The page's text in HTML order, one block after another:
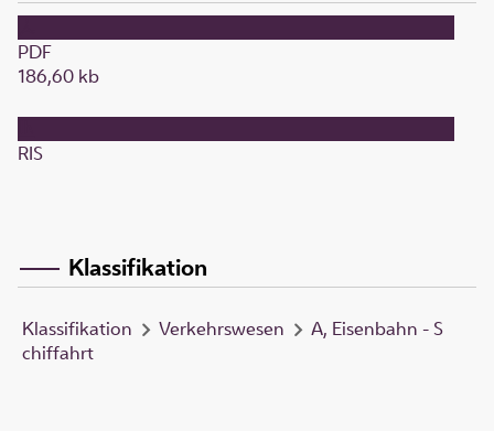
PDF
186,60 kb
RIS
Klassifikation
Klassifikation Verkehrswesen
A, Eisenbahn - S
chiffahrt